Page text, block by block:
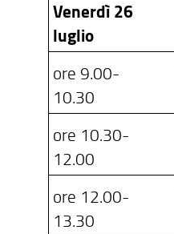
Venerdì 26
luglio
ore 9.00-
10.30
ore 10.30-
12.00
ore 12.00-
13.30